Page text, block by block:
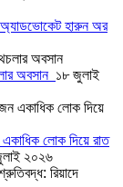
অ্যাডভোকেট হারুন অর
অবসান ১৮ জুলাই
লোক দিয়ে রাত
২০২৬